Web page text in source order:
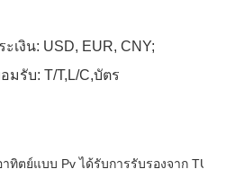
เงิน: USD, EUR, CNY;